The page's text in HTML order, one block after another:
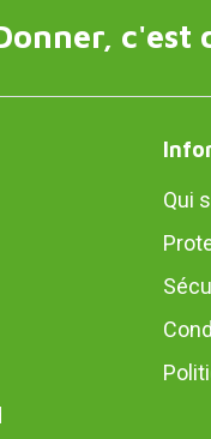
c'est
Qui